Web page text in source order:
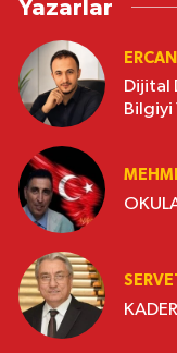
Yazarlar
Dijital
Bilgiyi